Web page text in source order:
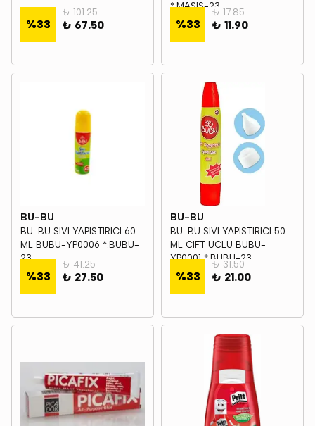
%33
₺ 101.25
₺ 67.50
*.MASIS-23
%33
₺ 17.85
₺ 11.90
BU-BU
BU-BU SIVI YAPISTIRICI 60
ML BUBU-YP0006 *.BUBU-
23
%33
₺ 41.25
₺ 27.50
BU-BU
BU-BU SIVI YAPISTIRICI 50
ML CIFT UCLU BUBU-
YP0001 *.BUBU-23
%33
₺ 31.50
₺ 21.00